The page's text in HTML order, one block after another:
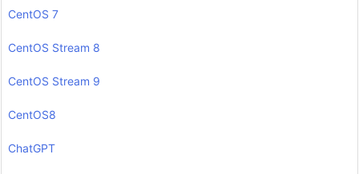
CentOS 7
CentOS Stream 8
CentOS Stream 9
CentOS8
ChatGPT